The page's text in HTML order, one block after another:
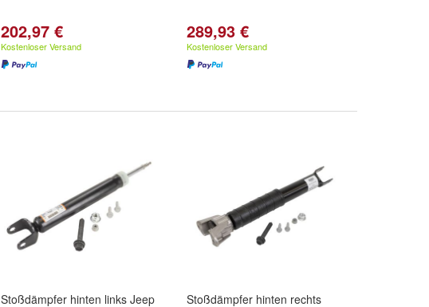
202,97 €
Kostenloser Versand
289,93 €
Kostenloser Versand
Stoßdämpfer hinten links Jeep Stoßdämpfer hinten rechts